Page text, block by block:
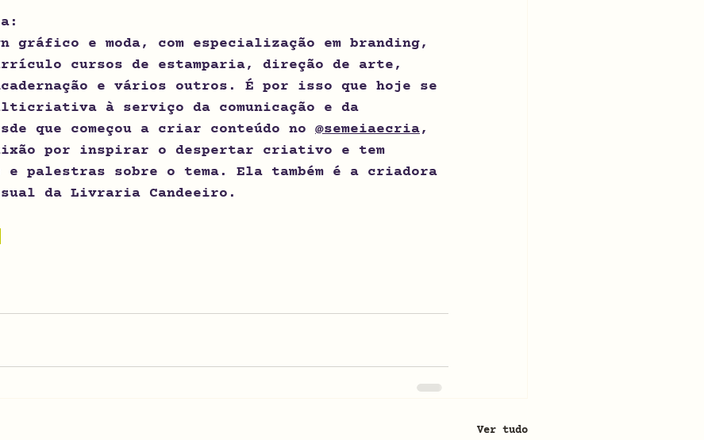
gráfico e moda, com especialização em branding,
cursos de estamparia, direção de arte,
e vários outros. É por isso que hoje se
à serviço da comunicação e da
que começou a criar conteúdo no
@‌semeiaecria,
por inspirar o despertar criativo e tem
e palestras sobre o tema. Ela também é a criadora
da Livraria Candeeiro.
Ver tudo